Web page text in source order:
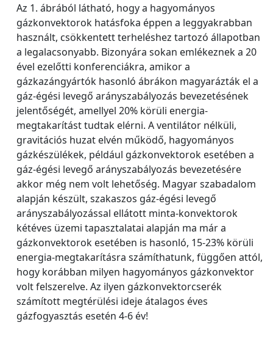
Az 1. ábrából látható, hogy a hagyományos
gázkonvektorok hatásfoka éppen a leggyakrabban
használt, csökkentett terheléshez tartozó állapotban
a legalacsonyabb. Bizonyára sokan emlékeznek a 20
ével ezelőtti konferenciákra, amikor a
gázkazángyártók hasonló ábrákon magyarázták el a
gáz-égési levegő arányszabályozás bevezetésének
jelentőségét, amellyel 20% körüli energia-
megtakarítást tudtak elérni. A ventilátor nélküli,
gravitációs huzat elvén működő, hagyományos
gázkészülékek, például gázkonvektorok esetében a
gáz-égési levegő arányszabályozás bevezetésére
akkor még nem volt lehetőség. Magyar szabadalom
alapján készült, szakaszos gáz-égési levegő
arányszabályozással ellátott minta-konvektorok
kétéves üzemi tapasztalatai alapján ma már a
gázkonvektorok esetében is hasonló, 15-23% körüli
energia-megtakarításra számíthatunk, függően attól,
hogy korábban milyen hagyományos gázkonvektor
volt felszerelve. Az ilyen gázkonvektorcserék
számított megtérülési ideje átalagos éves
gázfogyasztás esetén 4-6 év!